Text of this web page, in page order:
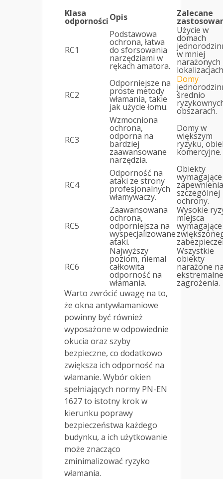
Klasa
odpornościOpis Zalecane
RC1
Podstawowa
ochrona, łatwa
do sforsowania
narzędziami w
rękach amatora.
Użycie w
domach
w mniej
narażonych
RC2
Odporniejsze na
proste metody
włamania, takie
jak użycie łomu.
Domy
średnio
obszarach.
RC3
Wzmocniona
ochrona,
odporna na
bardziej
zaawansowane
narzędzia.
Domy w
większym
ryzyku,
komercyjne.
RC4
Odporność na
ataki ze strony
profesjonalnych
włamywaczy.
Obiekty
wymagające
zapewnienia
szczególnej
ochrony.
RC5
Zaawansowana
ochrona,
odporniejsza na
wyspecjalizowane
ataki.
Wysokie
miejsca
wymagające
RC6
Najwyższy
poziom, niemal
całkowita
odporność na
włamania.
Wszystkie
obiekty
narażone
ekstremalne
zagrożenia.
Warto zwrócić uwagę na to,
że okna antywłamaniowe
powinny być również
wyposażone w odpowiednie
okucia oraz szyby
bezpieczne, co dodatkowo
zwiększa ich odporność na
włamanie. Wybór okien
spełniających normy PN-EN
1627 to istotny krok w
kierunku poprawy
bezpieczeństwa każdego
budynku, a ich użytkowanie
może znacząco
zminimalizować ryzyko
włamania.